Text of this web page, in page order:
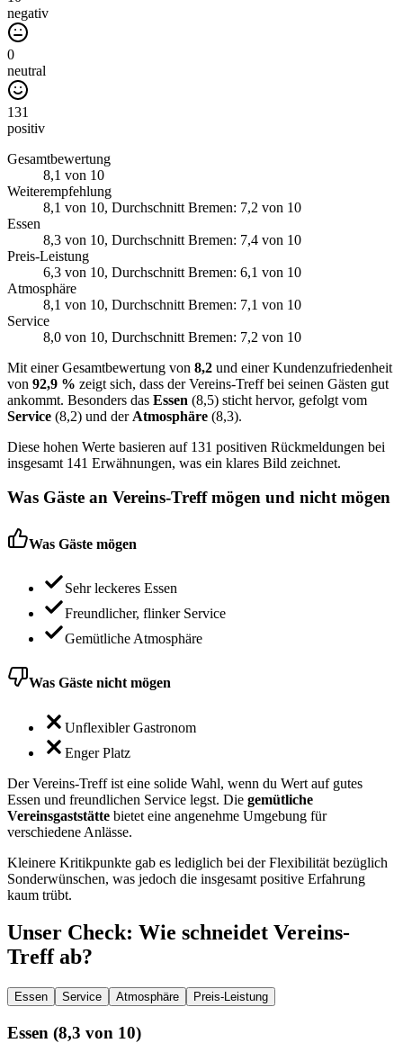
negativ
0
neutral
131
positiv
Gesamtbewertung
8,1 von 10
Weiterempfehlung
8,1 von 10, Durchschnitt Bremen: 7,2 von 10
Essen
8,3 von 10, Durchschnitt Bremen: 7,4 von 10
Preis-Leistung
6,3 von 10, Durchschnitt Bremen: 6,1 von 10
Atmosphäre
8,1 von 10, Durchschnitt Bremen: 7,1 von 10
Service
8,0 von 10, Durchschnitt Bremen: 7,2 von 10
Mit einer Gesamtbewertung von 8,2 und einer Kundenzufriedenheit
von 92,9 % zeigt sich, dass der Vereins-Treff bei seinen Gästen gut
ankommt. Besonders das Essen (8,5) sticht hervor, gefolgt vom
Service (8,2) und der Atmosphäre (8,3).
Diese hohen Werte basieren auf 131 positiven Rückmeldungen bei
insgesamt 141 Erwähnungen, was ein klares Bild zeichnet.
Was Gäste an Vereins-Treffmögen und nicht mögen
Was Gäste mögen
Sehr leckeres Essen
Freundlicher, flinker Service
Gemütliche Atmosphäre
Was Gäste nicht mögen
Unflexibler Gastronom
Enger Platz
Der Vereins-Treff ist eine solide Wahl, wenn du Wert auf gutes
Essen und freundlichen Service legst. Die gemütliche
Vereinsgaststätte bietet eine angenehme Umgebung für
verschiedene Anlässe.
Kleinere Kritikpunkte gab es lediglich bei der Flexibilität bezüglich
Sonderwünschen, was jedoch die insgesamt positive Erfahrung
kaum trübt.
Unser Check: Wie schneidet Vereins-
Treffab?
Essen Service Atmosphäre Preis-Leistung
Essen (8,3 von 10)